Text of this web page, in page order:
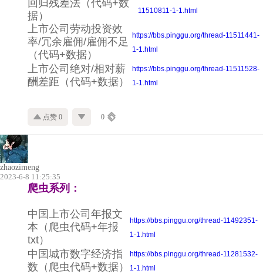
回归残差法（代码+数
据）
11510811-1-1.html
上市公司劳动投资效
率/冗余雇佣/雇佣不足
（代码+数据）
https://bbs.pinggu.org/thread-11511441-
1-1.html
上市公司绝对/相对薪
酬差距（代码+数据）
https://bbs.pinggu.org/thread-11511528-
1-1.html
点赞 0 0
zhaozimeng
2023-6-8 11:25:35
爬虫系列：
中国上市公司年报文
本（爬虫代码+年报
txt）
https://bbs.pinggu.org/thread-11492351-
1-1.html
中国城市数字经济指
数（爬虫代码+数据）
https://bbs.pinggu.org/thread-11281532-
1-1.html